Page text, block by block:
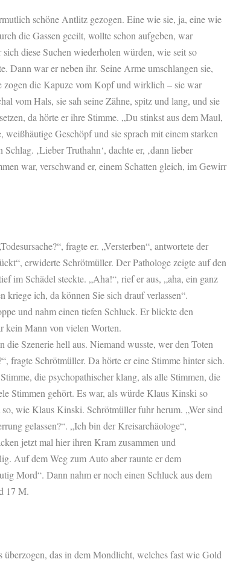
schöne Antlitz gezogen. Eine wie sie, ja, eine wie
die Gassen geeilt, wollte schon aufgeben, war
diese Suchen wiederholen würden, wie seit so
Dann war er neben ihr. Seine Arme umschlangen sie,
zogen die Kapuze vom Kopf und wirklich – sie war
vom Hals, sie sah seine Zähne, spitz und lang, und sie
da hörte er ihre Stimme. „Du stinkst aus dem Maul,
Geschöpf und sie sprach mit einem starken
‚Lieber Truthahn‘, dachte er, ‚dann lieber
war, verschwand er, einem Schatten gleich, im Gewirr
fragte er. „Versterben“, antwortete der
erwiderte Schrötmüller. Der Pathologe zeigte auf den
im Schädel steckte. „Aha!“, rief er aus, „aha, ein ganz
ich, da können Sie sich drauf verlassen“.
und nahm einen tiefen Schluck. Er blickte den
kein Mann von vielen Worten.
Szenerie hell aus. Niemand wusste, wer den Toten
fragte Schrötmüller. Da hörte er eine Stimme hinter sich.
die psychopathischer klang, als alle Stimmen, die
Stimmen gehört. Es war, als würde Klaus Kinski so
wie Klaus Kinski. Schrötmüller fuhr herum. „Wer sind
gelassen?“. „Ich bin der Kreisarchäologe“,
jetzt mal hier ihren Kram zusammen und
Auf dem Weg zum Auto aber raunte er dem
Mord“. Dann nahm er noch einen Schluck aus dem
17 M.
das in dem Mondlicht, welches fast wie Gold